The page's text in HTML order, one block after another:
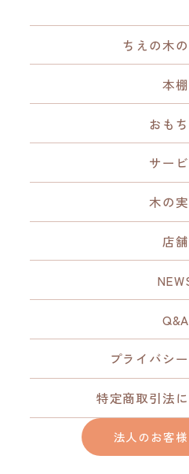
法人のお客
ちえの木
本棚
おも
サー
木の
店舗
Q&A
プライバシ
特定商取引法